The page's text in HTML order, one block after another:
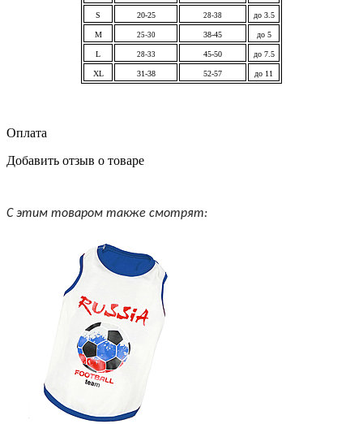
S 20-25 28-38 до 3.5
M 25-30 38-45 до 5
L 28-33 45-50 до 7.5
XL 31-38 52-57 до 11
Оплата
Добавить отзыв о товаре
С этим товаром также смотрят: